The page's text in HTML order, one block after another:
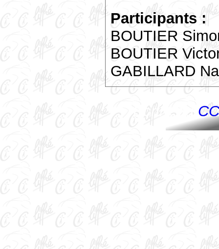
Participants :
BOUTIER
BOUTIER
GABILLARD